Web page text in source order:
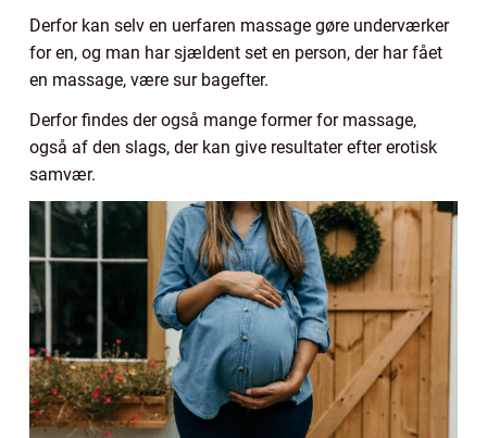
Derfor kan selv en uerfaren massage gøre underværker
for en, og man har sjældent set en person, der har fået
en massage, være sur bagefter.
Derfor findes der også mange former for massage,
også af den slags, der kan give resultater efter erotisk
samvær.